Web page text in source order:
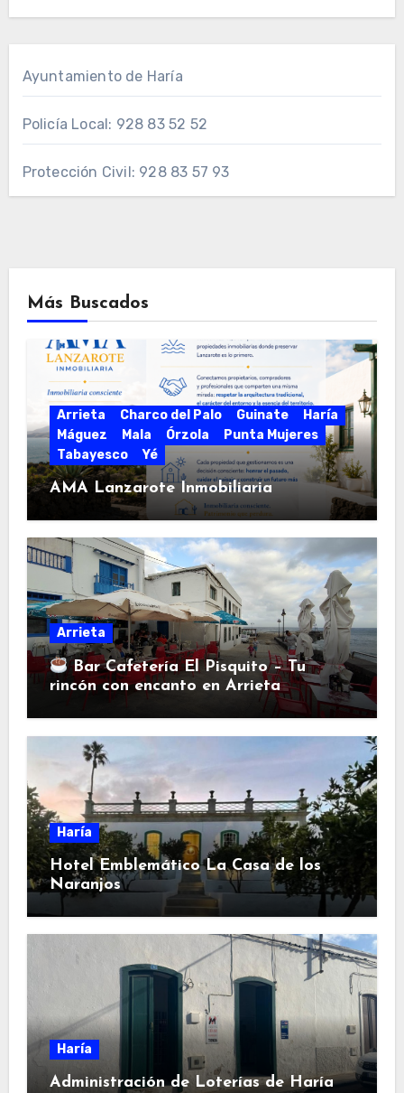
Ayuntamiento de Haría
Policía Local: 928 83 52 52
Protección Civil: 928 83 57 93
Más Buscados
Arrieta Charco del Palo Guinate
Haría
Máguez
Mala Órzola
Punta Mujeres
Tabayesco
Yé
AMA Lanzarote Inmobiliaria
Arrieta
Bar Cafetería El Pisquito – Tu
rincón con encanto en Arrieta
Haría
Hotel Emblemático La Casa de los
Naranjos
Haría
Administración de Loterías de Haría